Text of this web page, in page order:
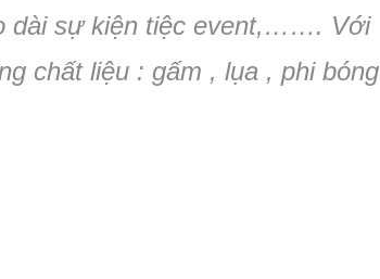
dài sự kiện tiệc event,……. Với
chất liệu : gấm , lụa , phi bóng